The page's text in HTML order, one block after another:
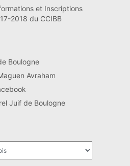
et Inscriptions
2018 du CCIBB
Boulogne
Avraham
Juif de Boulogne